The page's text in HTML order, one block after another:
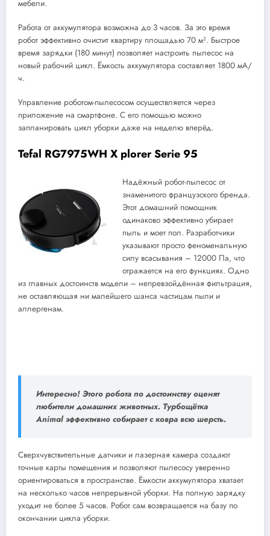
мебели.
Работа от аккумулятора возможна до 3 часов. За это время
робот эффективно очистит квартиру площадью 70 м². Быстрое
время зарядки (180 минут) позволяет настроить пылесос на
новый рабочий цикл. Ёмкость аккумулятора составляет 1800 мА/
ч.
Управление роботом-пылесосом осуществляется через
приложение на смартфоне. С его помощью можно
запланировать цикл уборки даже на неделю вперёд.
Tefal RG7975WH X plorer Serie 95
Надёжный робот-пылесос от
знаменитого французского бренда.
Этот домашний помощник
одинаково эффективно убирает
пыль и моет пол. Разработчики
указывают просто феноменальную
силу всасывания – 12000 Па, что
отражается на его функциях. Одно
из главных достоинств модели – непревзойдённая фильтрация,
не оставляющая ни малейшего шанса частицам пыли и
аллергенам.
Интересно! Этого робота по достоинству оценят
любители домашних животных. Турбощётка
Animal эффективно собирает с ковра всю шерсть.
Сверхчувствительные датчики и лазерная камера создают
точные карты помещения и позволяют пылесосу уверенно
ориентироваться в пространстве. Ёмкости аккумулятора хватает
на несколько часов непрерывной уборки. На полную зарядку
уходит не более 5 часов. Робот сам возвращается на базу по
окончании цикла уборки.